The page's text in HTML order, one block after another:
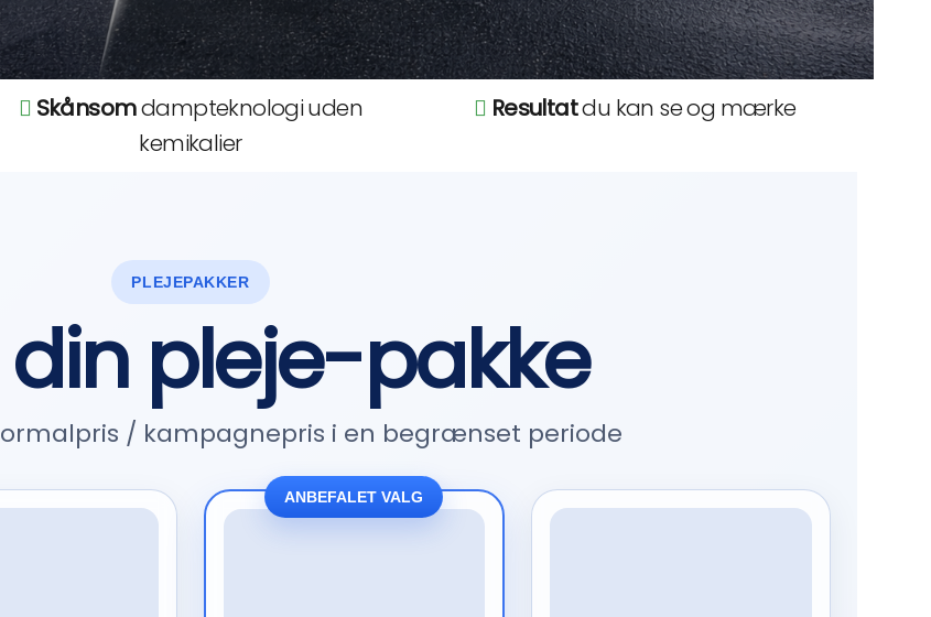
Skånsomdampteknologi uden
kemikalier
Resultatdu kan se og mærke
PLEJEPAKKER
pleje-pakke
/ kampagnepris i en begrænset periode
ANBEFALET VALG